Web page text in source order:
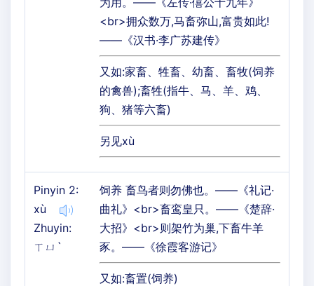
<br>拥众数万,马畜弥山,富贵如此!
——《汉书·李广苏建传》
又如:家畜、牲畜、幼畜、畜牧(饲养
的禽兽);畜牲(指牛、马、羊、鸡、
狗、猪等六畜)
另见xù
Pinyin 2:
xù
Zhuyin:
ㄒㄩˋ
饲养 畜鸟者则勿佛也。——《礼记·
曲礼》<br>畜鸾皇只。——《楚辞·
大招》<br>则架竹为巢,下畜牛羊
豕。——《徐霞客游记》
又如:畜置(饲养)